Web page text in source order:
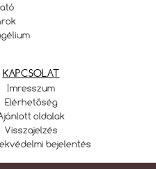
KAPCSOLAT
Imresszum
Elérhetőség
oldalak
Visszajelzés
bejelentés